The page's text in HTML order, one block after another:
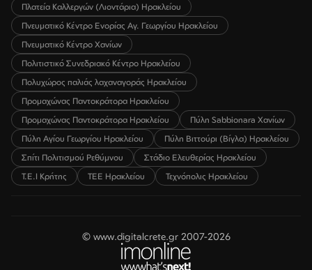
Πλατεία Καλλεργών (Λιοντάρια) Ηρακλείου
Πνευματικό Κέντρο Ενορίας Αγ. Γεωργίου Ηρακλείου
Πνευματικό Κέντρο Χανίων
Πολιτιστικό Συνεδριακό Κέντρο Ηρακλείου
Πολυχώρος παλιάς λαχαναγοράς Ηρακλείου
Προμαχώνας Παντοκράτορα Ηρακλείου
Προμαχώνας Παντοκράτορα Ηρακλείου
Πύλη Sabbionara Χανίων
Πύλη Αγίου Γεωργίου Ηρακλείου
Πύλη Βιττούρι (Βίγλα) Ηρακλείου
Σπίτι Πολιτισμού Ρεθύμνου
Στάδιο Ελευθερίας Ηρακλείου
Τ.Ε.Ι Κρήτης
ΤΕΕ Ηρακλείου Τεχνόπολις Ηρακλείου
© www.digitalcrete.gr 2007-2026